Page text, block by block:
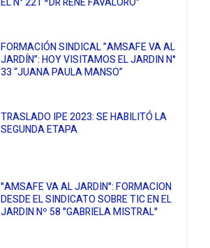
FORMACIÓN SINDICAL ”AMSAFE VA AL
JARDÍN”: HOY VISITAMOS EL JARDIN N°
33 “JUANA PAULA MANSO”
TRASLADO IPE 2023: SE HABILITÓ LA
SEGUNDA ETAPA
"AMSAFE VA AL JARDIN": FORMACION
DESDE EL SINDICATO SOBRE TIC EN EL
JARDIN Nº 58 "GABRIELA MISTRAL"